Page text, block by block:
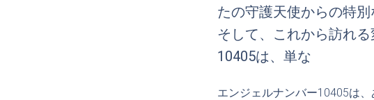
たの守護天使からの特
そして、これから訪れ
10405は、単な
エンジェルナンバー10405は